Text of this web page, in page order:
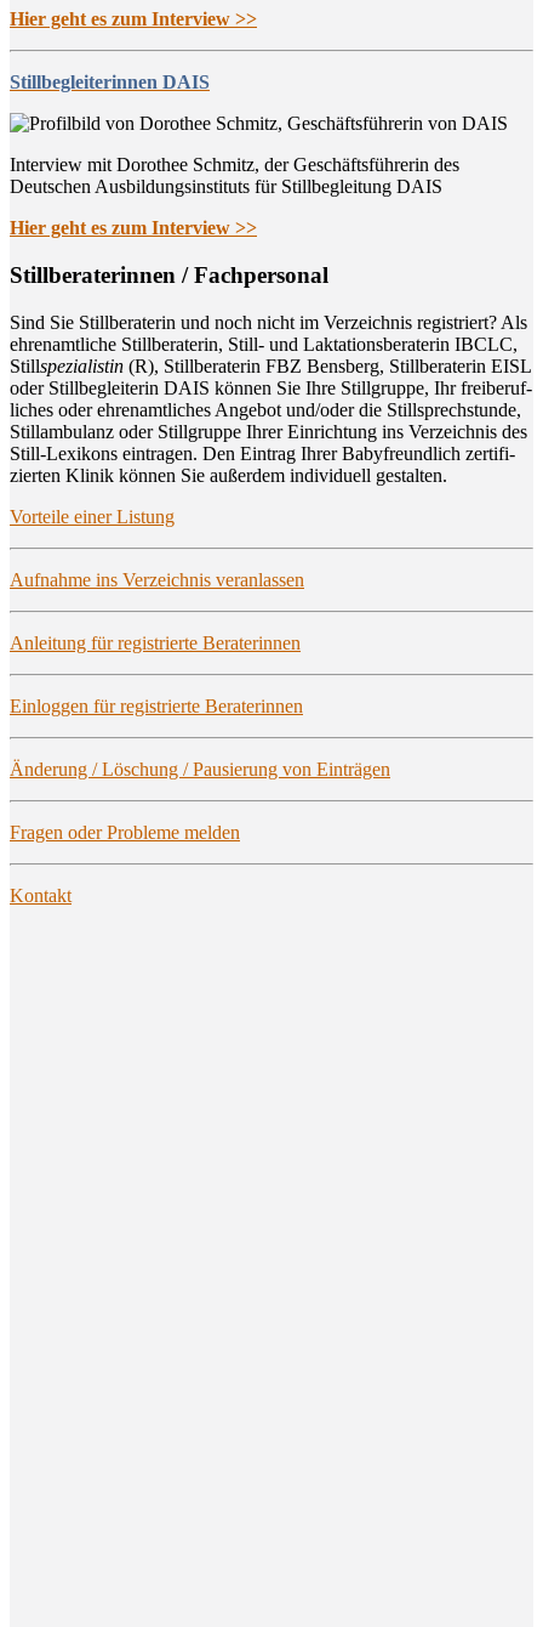
Hier geht es zum Interview >>
Stillbegleiterinnen DAIS
Interview mit Dorothee Schmitz, der Geschäftsführerin des
Deutschen Ausbildungsinstituts für Stillbegleitung DAIS
Hier geht es zum Interview >>
Still­be­ra­te­rin­nen / Fachpersonal
Sind Sie Still­be­ra­te­rin und noch nicht im Ver­zeich­nis regis­triert? Als
ehren­amt­li­che Still­be­ra­te­rin, Still- und Lak­ta­ti­ons­be­ra­te­rin IBCLC,
Stillspe­zia­lis­tin (R), Still­be­ra­te­rin FBZ Bens­berg, Still­be­ra­te­rin EISL
oder Still­be­glei­te­rin DAIS kön­nen Sie Ihre Still­grup­pe, Ihr frei­be­ruf­
li­ches oder ehren­amt­li­ches Ange­bot und/oder die Still­sprech­stun­de,
Still­am­bu­lanz oder Still­grup­pe Ihrer Ein­rich­tung ins Ver­zeich­nis des
Still-Lexi­kons ein­tra­gen. Den Ein­trag Ihrer Baby­freund­lich zer­ti­fi­
zier­ten Kli­nik kön­nen Sie außer­dem indi­vi­du­ell gestalten.
Vor­tei­le einer Listung
Auf­nah­me ins Ver­zeich­nis veranlassen
Anlei­tung für regis­trier­te Beraterinnen
Ein­log­gen für regis­trier­te Beraterinnen
Ände­rung / Löschung / Pau­sie­rung von Einträgen
Fra­gen oder Pro­ble­me melden
Kon­takt